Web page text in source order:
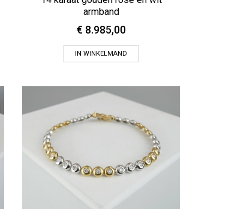
armband
€ 8.985,00
IN WINKELMAND